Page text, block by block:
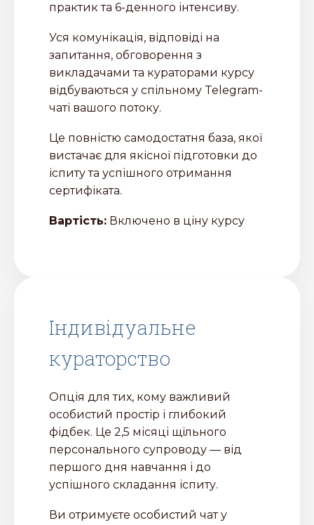
практик та 6-денного інтенсиву.
Уся комунікація, відповіді на
запитання, обговорення з
викладачами та кураторами курсу
відбуваються у спільному Telegram-
чаті вашого потоку.
Це повністю самодостатня база, якої
вистачає для якісної підготовки до
іспиту та успішного отримання
сертифіката.
Вартість: Включено в ціну курсу
Індивідуальне
кураторство
Опція для тих, кому важливий
особистий простір і глибокий
фідбек. Це 2,5 місяці щільного
персонального супроводу — від
першого дня навчання і до
успішного складання іспиту.
Ви отримуєте особистий чат у